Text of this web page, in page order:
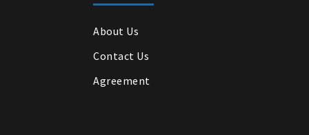
About Us
Contact Us
Agreement